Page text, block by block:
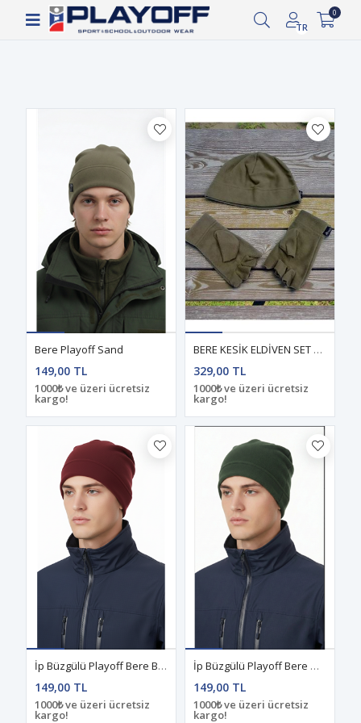
Siparişin 2-8 iş günü arasında kargoya verilecektir.
TR
0
Filtrele
Bere Playoff Sand
149,00 TL
1000₺ ve üzeri ücretsiz
kargo!
BERE KESİK ELDİVEN SET SAND
329,00 TL
1000₺ ve üzeri ücretsiz
kargo!
İp Büzgülü Playoff Bere Bordo
149,00 TL
1000₺ ve üzeri ücretsiz
kargo!
İp Büzgülü Playoff Bere Haki
149,00 TL
1000₺ ve üzeri ücretsiz
kargo!